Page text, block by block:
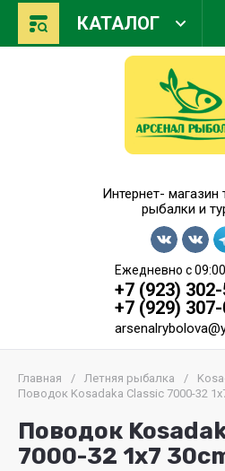
КАТАЛОГ
Интернет- магазин
рыбалки и
Ежедневно с
+7 (923)
+7 (929)
Главная / Летняя рыбалка /
Поводок Kosadaka Classic 7000-32
Поводок
7000-32 1x7